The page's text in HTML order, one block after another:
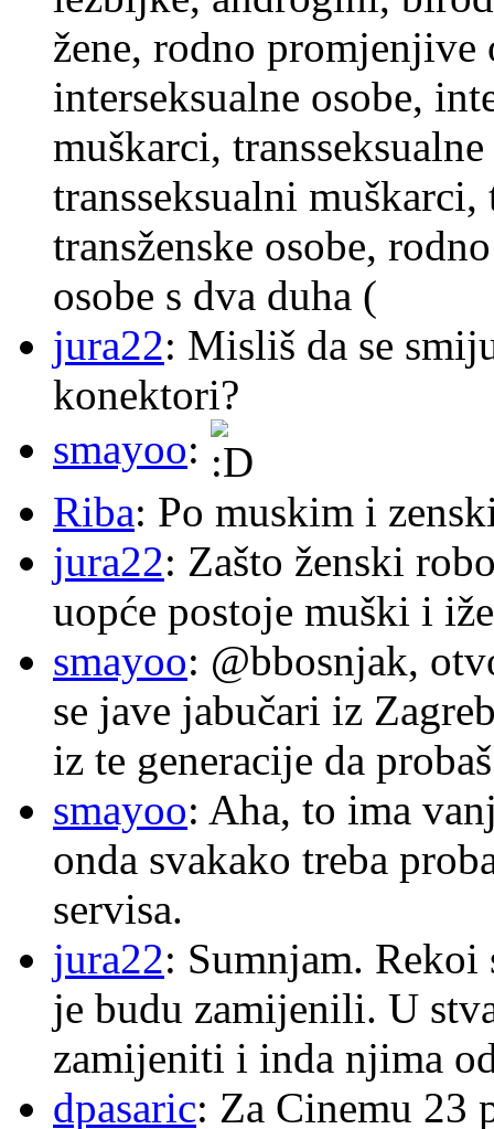
žene, rodno
interseksualne osobe,
muškarci,
transseksualni muškarci,
transženske osobe,
osobe s dva duha (
jura22: Misliš da se
konektori?
smayoo:
Riba: Po muskim i
jura22: Zašto ženski
uopće postoje muški i
smayoo: @bbosnjak,
se jave jabučari iz
iz te generacije da
smayoo: Aha, to ima
onda svakako treba
servisa.
jura22: Sumnjam. Rekoi
je budu zamijenili. U
zamijeniti i inda njima
dpasaric: Za Cinemu 23